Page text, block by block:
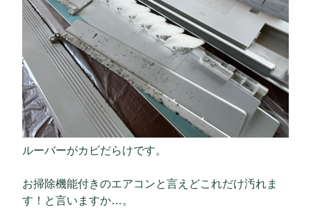
ルーバーがカビだらけです。
お掃除機能付きのエアコンと言えどこれだけ汚れま
す！と言いますか…。